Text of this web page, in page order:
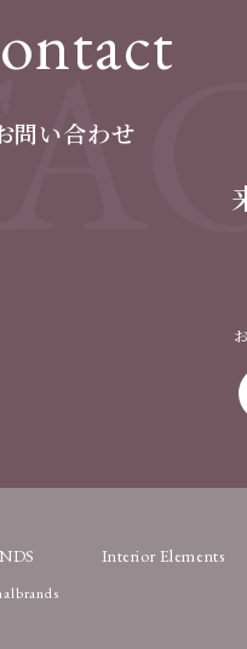
問い合わせ
Interior Elements